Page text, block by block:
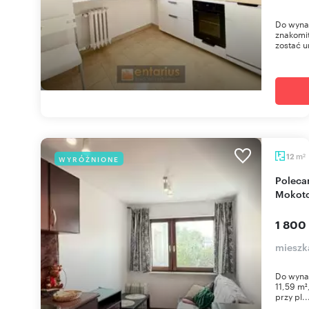
Do
zostać
WYRÓŻNIONE 12 m2
Polecam kawalerkę 12 m² z aneksem na
1 800
Do
11,59
przy